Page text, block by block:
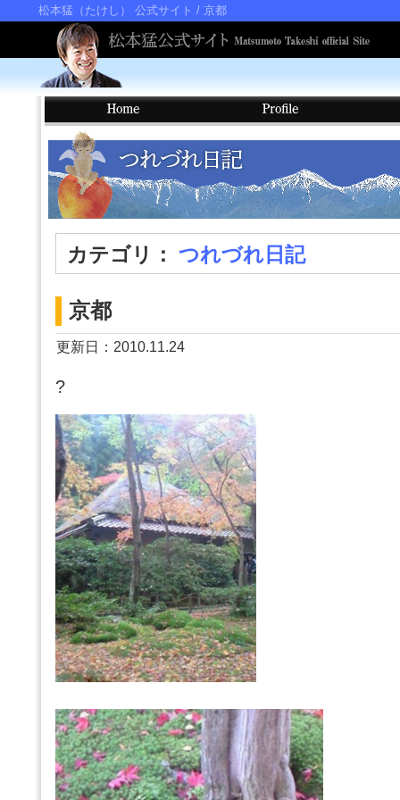
松本猛（たけし） 公式サイト / 京都
カテゴリ： つれづれ日記
京都
更新日：2010.11.24
?